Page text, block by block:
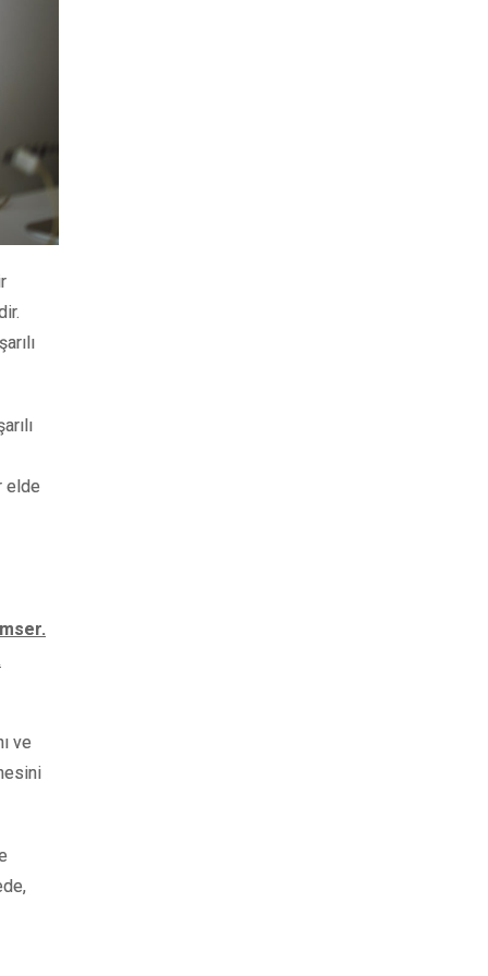
elde
ve